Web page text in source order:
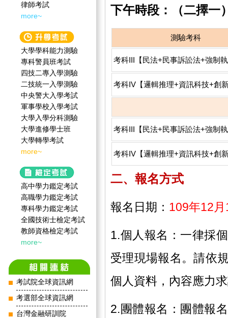
律師考試
more~
大學學科能力測驗
專科警員班考試
四技二專入學測驗
二技統一入學測驗
中央警大入學考試
軍事學校入學考試
大學入學分科測驗
大學進修學士班
大學轉學考試
more~
高中學力鑑定考試
高職學力鑑定考試
專科學力鑑定考試
全國技術士檢定考試
教師資格檢定考試
more~
考試院全球資訊網
考選部全球資訊網
台灣金融研訓院
下午時段： （二擇一
測驗考科
考科III【民法+民事訴訟法+強制
考科IV【邏輯推理+資訊科技+創
考科III【民法+民事訴訟法+強制
考科IV【邏輯推理+資訊科技+創
二、報名方式
報名日期： 109年12
1.個人報名：一律採
受理現場報名。請依
個人資料，內容應力
2.團體報名：團體報